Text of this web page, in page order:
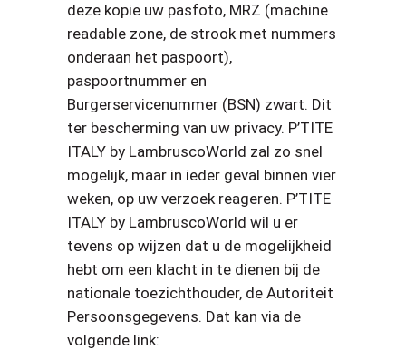
deze kopie uw pasfoto, MRZ (machine
readable zone, de strook met nummers
onderaan het paspoort),
paspoortnummer en
Burgerservicenummer (BSN) zwart. Dit
ter bescherming van uw privacy. P’TITE
ITALY by LambruscoWorld zal zo snel
mogelijk, maar in ieder geval binnen vier
weken, op uw verzoek reageren. P’TITE
ITALY by LambruscoWorld wil u er
tevens op wijzen dat u de mogelijkheid
hebt om een klacht in te dienen bij de
nationale toezichthouder, de Autoriteit
Persoonsgegevens. Dat kan via de
volgende link: